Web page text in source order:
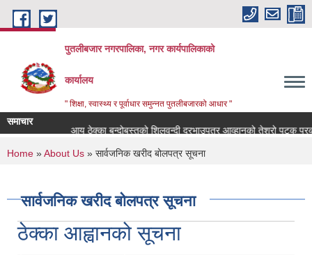
Skip to main content
पुतलीबजार नगरपालिका, नगर कार्यपालिकाको
कार्यालय
" शिक्षा, स्वास्थ्य र पूर्वाधार समुन्नत पुतलीबजारको आधार "
समाचार
आय ठेक्का बन्दोबस्तको शिलवन्दी दरभाउपत्र आव्हानको तेश्रो पटक
You are here
Home »About Us » सार्वजनिक खरीद बोलपत्र सूचना
सार्वजनिक खरीद बोलपत्र सूचना
ठेक्का आह्वानको सूचना